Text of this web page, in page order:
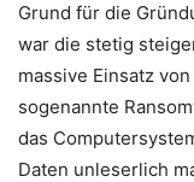
Grund für die
war die stetig
massive Einsatz
sogenannte
das
Daten unleserlich